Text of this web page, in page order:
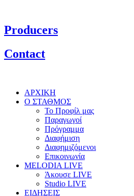
Producers
Contact
ΑΡΧΙΚΗ
Ο ΣΤΑΘΜΟΣ
Το Προφίλ μας
Παραγωγοί
Πρόγραμμα
Διαφήμιση
Διαφημιζόμενοι
Επικοινωνία
MELODIA LIVE
Άκουσε LIVE
Studio LIVE
ΕΙΔΗΣΕΙΣ